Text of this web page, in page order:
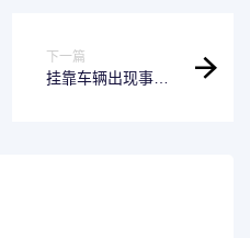
下一篇
挂靠车辆出现事故